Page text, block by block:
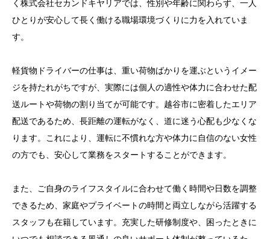
く株式会社セカンドキヤリアでは、性別や年齢に関わらず、一人
ひとりが安心して長く働ける職場環境づくりに力を入れていま
す。
軽貨物ドライバーの仕事は、重い荷物ばかりを運ぶというイメー
ジを持たれがちですが、実際には個人の適性や体力に合わせた配
送ルートや荷物の割り当てが可能です。越谷市に密着したエリア
配送であるため、長距離の運転がなく、道に迷う心配も少なくな
ります。これにより、運転に不慣れな方や体力に自信のない女性
の方でも、安心して業務をスタートすることができます。
また、ご自身のライフスタイルに合わせて働く時間や日数を調整
できるため、家庭やプライベートの時間と両立しながら活躍する
スタッフも在籍しています。充実した研修制度や、困ったときに
目次
高収入と軽貨物ドライバーとしての新しい第一歩
2. 体力を活かして稼ぐアスリートや体育会系の方へ贈
る完全成果報酬制の魅力
3. 女性ドライバーも安心して活躍できる越谷市密着の
サポート体制と働きやすい職場環境
キヤリアの配送サービスと業務内容
5. 簡単なステップで応募から稼働まで進む選考プロセ
スと準備すべき書類のご案内